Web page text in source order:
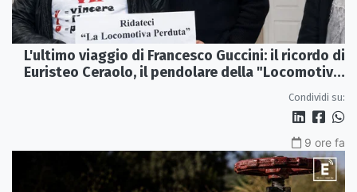
L'ultimo viaggio di Francesco Guccini: il ricordo di
Euristeo Ceraolo, il pendolare della "Locomotiva
Condividi su:
9 ore fa